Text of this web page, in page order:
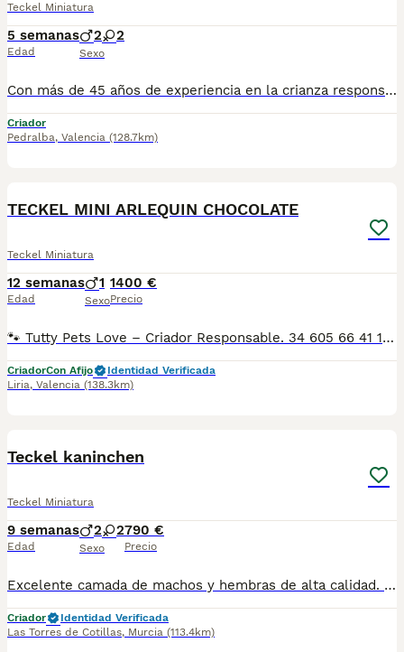
Teckel Miniatura
5 semanas
Edad
2 2
Sexo
Con más de 45 años de experiencia en la crianza responsable, criamos nuestros Teckel Miniatura con todo el cariño y dedicación que merecen. Nuestros cachorros nacen y crecen en un entorno familiar, rodeados de amor, atención y una correcta socialización desde sus primeros días de vida. Nuestro objetivo es criar perros sanos, equilibrados y con un excelente temperamento. Se entregan con: Toda la documentación sanitaria al día. Identificación mediante microchip. Vacunaciones y desparasitaciones correspondientes a su edad. Revisión veterinaria. Contrato de compra con garantías. Kit de bienvenida con sus pertenencias para facilitar su adaptación a su nuevo hogar. Si buscas un compañero para toda la vida, criado con responsabilidad, experiencia y mucho amor, estaremos encantados de ayudarte a encontrar el cachorro ideal. Solo familias responsables y comprometidas con el bienestar de sus mascotas. web: www.simagueteckel.com
Criador
Pedralba, Valencia (128.7km)
TECKEL MINI ARLEQUIN CHOCOLATE
Teckel Miniatura
12 semanas
Edad
1
Sexo
1400 €
Precio
🐾 Tutty Pets Love – Criador Responsable. 34 605 66 41 16 Whastapp y llamadas En Tutty Pets Love trabajamos con pasión y responsabilidad para ofrecer cachorros sanos, equilibrados y con todas las garantías. ✅ Vacunas correspondientes a su edad. ✅ Cartilla veterinaria. ✅ Desparasitación interna y externa. ✅ Pasaporte y microchip. ✅ Garantías víricas y congénitas. ✅ Contrato de compraventa sellado por la empresa. ✅ Envíos a toda la península (según kilometraje). ✅ Financiación personalizada de 6 a 48 meses, con y sin intereses. 💳 Financiación disponible. Consulta cómodas cuotas adaptadas a tus necesidades. 📞 34 605 66 41 16 Whastapp y llamadas 🌐 www.tuttypetslove.es 🐶 Tutty Pets Love, donde nacen grandes compañeros.
CriadorCon Afijo
Identidad Verificada
Liria, Valencia (138.3km)
Teckel kaninchen
Teckel Miniatura
9 semanas
Edad
2 2
Sexo
790 €
Precio
Excelente camada de machos y hembras de alta calidad. Son kaninchen. Somos Criadores Se entregan con vacunación y desparasitación al día, microchip, pasaporte y contrato de compraventa y garantía. Disponible hembra Chocolate sólido 613 633 421 Torresmurcia.com
Criador
Identidad Verificada
Las Torres de Cotillas, Murcia (113.4km)